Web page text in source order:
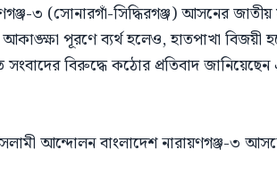
৩ (সোনারগাঁ-সিদ্ধিরগঞ্জ) আসনের জাতীয়
পূরণে ব্যর্থ হলেও, হাতপাখা বিজয়ী
বিরুদ্ধে কঠোর প্রতিবাদ
আন্দোলন বাংলাদেশ নারায়ণগঞ্জ-৩